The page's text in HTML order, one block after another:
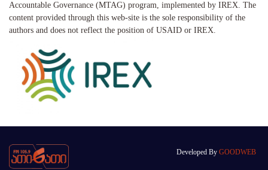
Accountable Governance (MTAG) program, implemented by IREX. The
content provided through this web-site is the sole responsibility of the
authors and does not reflect the position of USAID or IREX.
Developed By GOODWEB